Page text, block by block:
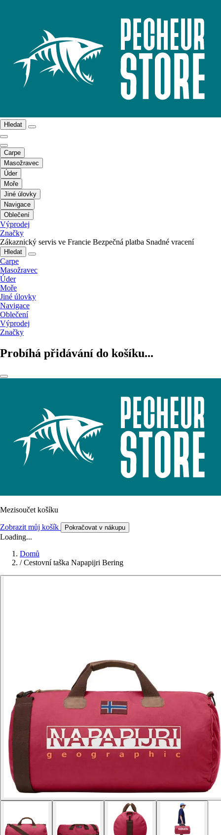
Hledat
Carpe
Masožravec
Úder
Moře
Jiné úlovky
Navigace
Oblečení
Výprodej
Značky
Zákaznický servis ve Francie Bezpečná platba Snadné vracení
Hledat
Carpe
Masožravec
Úder
Moře
Jiné úlovky
Navigace
Oblečení
Výprodej
Značky
Probíhá přidávání do košíku...
Mezisoučet košíku
Zobrazit můj košík Pokračovat v nákupu
Loading...
Domů
/ Cestovní taška Napapijri Bering